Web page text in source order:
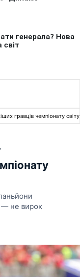
гравців чемпіонату
— не вирок